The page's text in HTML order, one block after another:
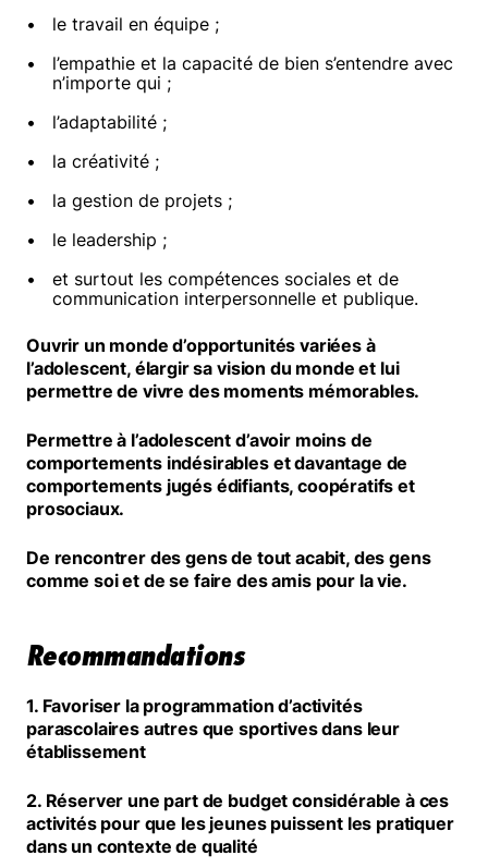
le travail en équipe ;
l’empathie et la capacité de bien s’entendre avec
n’importe qui ;
l’adaptabilité ;
la créativité ;
la gestion de projets ;
le leadership ;
et surtout les compétences sociales et de
communication interpersonnelle et publique.
Ouvrir un monde d’opportunités variées à
l’adolescent, élargir sa vision du monde et lui
permettre de vivre des moments mémorables.
Permettre à l’adolescent d’avoir moins de
comportements indésirables et davantage de
comportements jugés édifiants, coopératifs et
prosociaux.
De rencontrer des gens de tout acabit, des gens
comme soi et de se faire des amis pour la vie.
Recommandations
1. Favoriser la programmation d’activités
parascolaires autres que sportives dans leur
établissement
2. Réserver une part de budget considérable à ces
activités pour que les jeunes puissent les pratiquer
dans un contexte de qualité